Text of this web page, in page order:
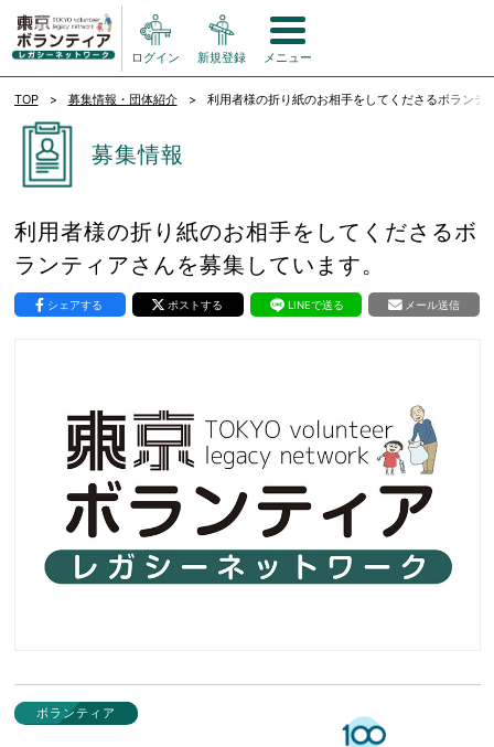
ログイン 新規登録 メニュー
TOP 募集情報・団体紹介 利用者様の折り紙のお相手をしてくださるボランテ
募集情報
利用者様の折り紙のお相手をしてくださるボ
ランティアさんを募集しています。
シェアする ポストする LINEで送る メール送信
ボランティア